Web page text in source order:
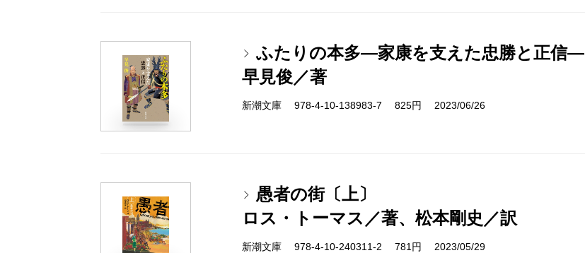
ふたりの本多―家康を支えた忠勝と正信―
早見俊／著
新潮文庫 978-4-10-138983-7 825円 2023/06/26
愚者の街〔上〕
ロス・トーマス／著、松本剛史／訳
新潮文庫 978-4-10-240311-2 781円 2023/05/29